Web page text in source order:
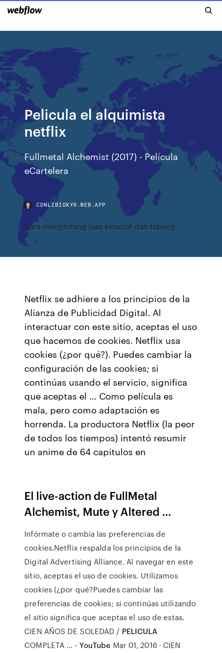
Pelicula el alquimista
netflix
Fullmetal Alchemist (2017) - Película
eCartelera
CDNLIBIGKYR.WEB.APP
Cara menghitung luas kerucut dan tabung
Netflix se adhiere a los principios de la
Alianza de Publicidad Digital. Al
interactuar con este sitio, aceptas el uso
que hacemos de cookies. Netflix usa
cookies (¿por qué?). Puedes cambiar la
configuración de las cookies; si
continúas usando el servicio, significa
que aceptas el … Como película es
mala, pero como adaptación es
horrenda. La productora Netflix (la peor
de todos los tiempos) intentó resumir
un anime de 64 capitulos en
El live-action de FullMetal
Alchemist, Mute y Altered ...
Infórmate o cambia las preferencias de
cookies.Netflix respalda los principios de la
Digital Advertising Alliance. Al navegar en este
sitio, aceptas el uso de cookies. Utilizamos
cookies (¿por qué?Puedes cambiar las
preferencias de cookies; si continúas utilizando
el sitio significa que aceptas el uso de estas.
CIEN AÑOS DE SOLEDAD / PELICULA
COMPLETA ... -YouTube Mar 01, 2016 · CIEN